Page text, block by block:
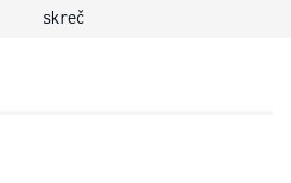
skreč